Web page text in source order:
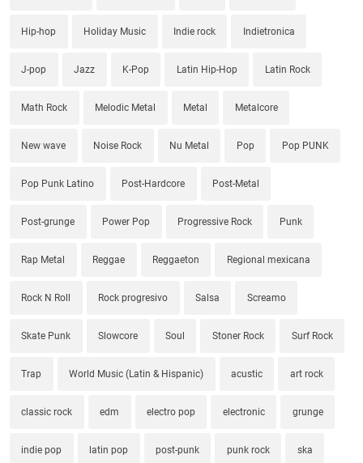
Hip-hop Holiday Music Indie rock Indietronica
J-pop Jazz K-Pop Latin Hip-Hop Latin Rock
Math Rock Melodic Metal Metal Metalcore
New wave Noise Rock Nu Metal Pop Pop PUNK
Pop Punk Latino Post-Hardcore Post-Metal
Post-grunge Power Pop Progressive Rock Punk
Rap Metal Reggae Reggaeton Regional mexicana
Rock N Roll Rock progresivo Salsa Screamo
Skate Punk Slowcore Soul Stoner Rock Surf Rock
Trap World Music (Latin & Hispanic) acustic art rock
classic rock edm electro pop electronic grunge
indie pop latin pop post-punk punk rock ska